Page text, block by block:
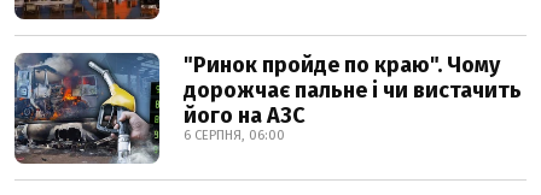
"Ринок пройде по краю". Чому
дорожчає пальне і чи вистачить
його на АЗС
6 СЕРПНЯ, 06:00